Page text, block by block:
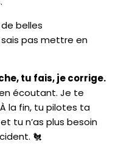
belles
pas mettre en
tu fais, je corrige.
écoutant. Je te
la fin, tu pilotes ta
tu n’as plus besoin
🐔